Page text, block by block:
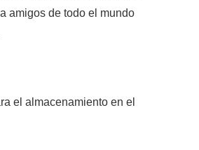
amigos de todo el mundo
el almacenamiento en el